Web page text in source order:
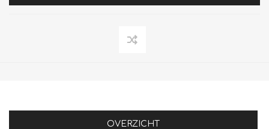
OVERZICHT